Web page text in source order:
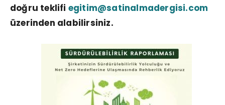
doğru teklifi egitim@satinalmadergisi.com
üzerinden alabilirsiniz.